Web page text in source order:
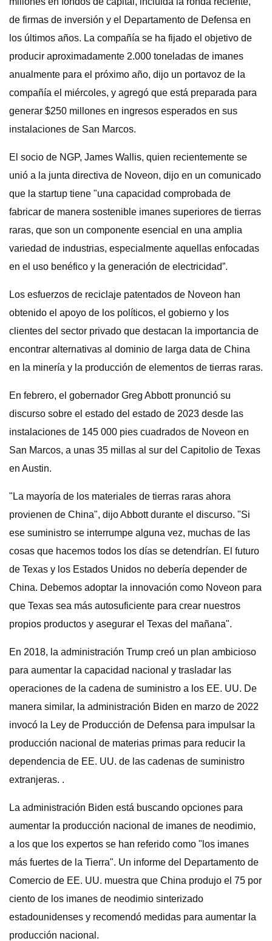
de firmas de inversión y el Departamento de Defensa en
los últimos años. La compañía se ha fijado el objetivo de
producir aproximadamente 2.000 toneladas de imanes
anualmente para el próximo año, dijo un portavoz de la
compañía el miércoles, y agregó que está preparada para
generar $250 millones en ingresos esperados en sus
instalaciones de San Marcos.
El socio de NGP, James Wallis, quien recientemente se
unió a la junta directiva de Noveon, dijo en un comunicado
que la startup tiene "una capacidad comprobada de
fabricar de manera sostenible imanes superiores de tierras
raras, que son un componente esencial en una amplia
variedad de industrias, especialmente aquellas enfocadas
en el uso benéfico y la generación de electricidad”.
Los esfuerzos de reciclaje patentados de Noveon han
obtenido el apoyo de los políticos, el gobierno y los
clientes del sector privado que destacan la importancia de
encontrar alternativas al dominio de larga data de China
en la minería y la producción de elementos de tierras raras.
En febrero, el gobernador Greg Abbott pronunció su
discurso sobre el estado del estado de 2023 desde las
instalaciones de 145 000 pies cuadrados de Noveon en
San Marcos, a unas 35 millas al sur del Capitolio de Texas
en Austin.
"La mayoría de los materiales de tierras raras ahora
provienen de China", dijo Abbott durante el discurso. "Si
ese suministro se interrumpe alguna vez, muchas de las
cosas que hacemos todos los días se detendrían. El futuro
de Texas y los Estados Unidos no debería depender de
China. Debemos adoptar la innovación como Noveon para
que Texas sea más autosuficiente para crear nuestros
propios productos y asegurar el Texas del mañana".
En 2018, la administración Trump creó un plan ambicioso
para aumentar la capacidad nacional y trasladar las
operaciones de la cadena de suministro a los EE. UU. De
manera similar, la administración Biden en marzo de 2022
invocó la Ley de Producción de Defensa para impulsar la
producción nacional de materias primas para reducir la
dependencia de EE. UU. de las cadenas de suministro
extranjeras. .
La administración Biden está buscando opciones para
aumentar la producción nacional de imanes de neodimio,
a los que los expertos se han referido como "los imanes
más fuertes de la Tierra". Un informe del Departamento de
Comercio de EE. UU. muestra que China produjo el 75 por
ciento de los imanes de neodimio sinterizado
estadounidenses y recomendó medidas para aumentar la
producción nacional.